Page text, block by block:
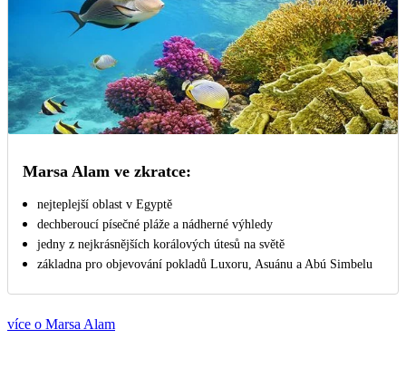
Marsa Alam ve zkratce:
nejteplejší oblast v Egyptě
dechberoucí písečné pláže a nádherné výhledy
jedny z nejkrásnějších korálových útesů na světě
základna pro objevování pokladů Luxoru, Asuánu a Abú Simbelu
více o Marsa Alam